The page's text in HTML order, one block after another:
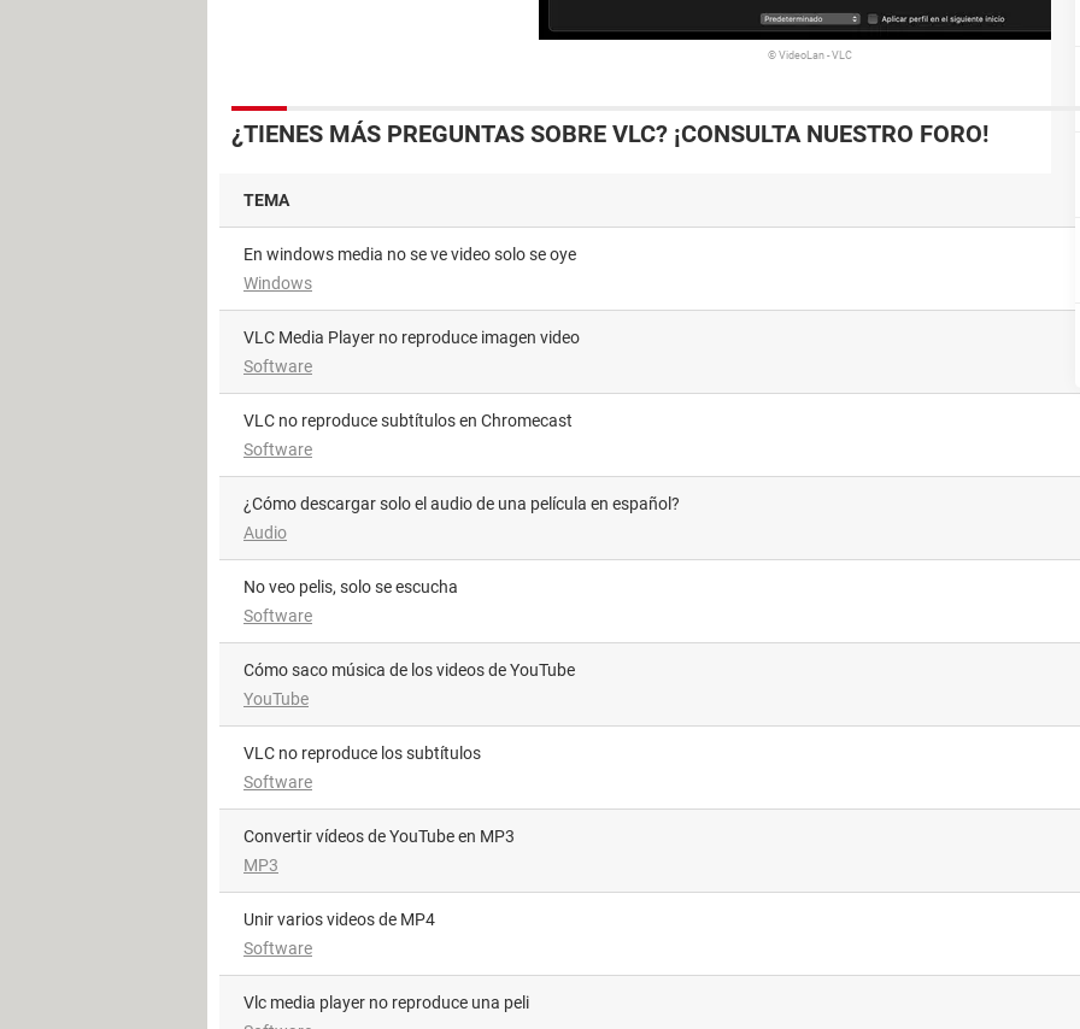
© VideoLan - VLC
¿TIENES MÁS PREGUNTAS SOBRE VLC? ¡CONSULTA NUESTRO FORO!
TEMA
en windows media no se ve video solo se oye
Windows
VLC Media Player no reproduce imagen video
Software
VLC no reproduce subtítulos en Chromecast
Software
¿Cómo descargar solo el audio de una película en español?
Audio
no veo pelis, solo se escucha
Software
Cómo saco música de los videos de YouTube
YouTube
VLC no reproduce los subtítulos
Software
Convertir vídeos de YouTube en MP3
MP3
Unir varios videos de MP4
Software
vlc media player no reproduce una peli